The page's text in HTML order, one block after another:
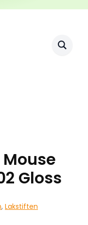
Gloss
, Lakstiften